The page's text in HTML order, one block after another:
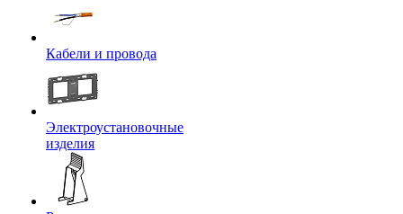
Кабели и провода
Электроустановочные
изделия